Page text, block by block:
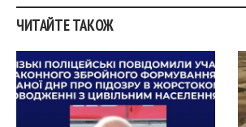
ЧИТАЙТЕ ТАКОЖ